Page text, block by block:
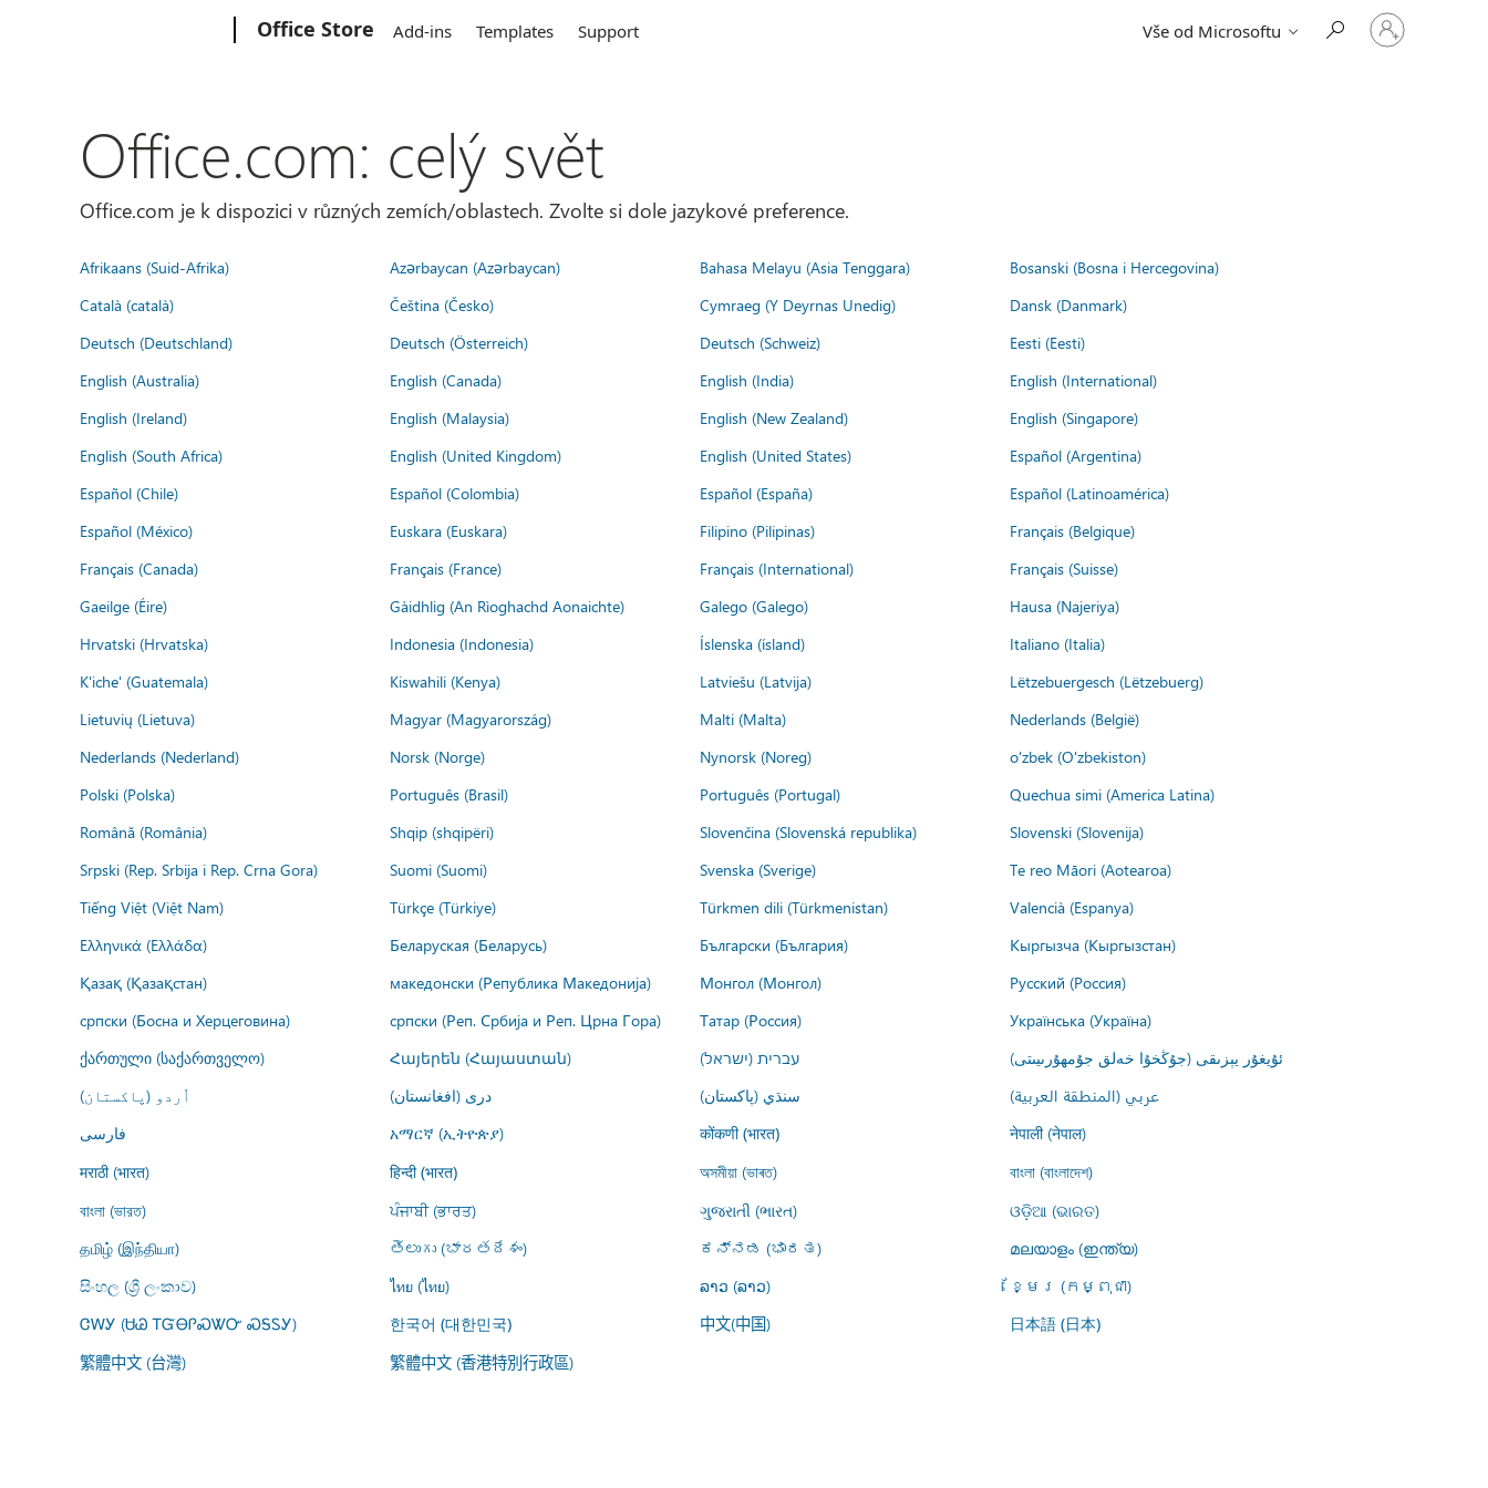
Office Store Add-ins Templates Support Vše od Microsoftu
Přihlaste
se
Office.com: celý svět
Office.com je k dispozici v různých zemích/oblastech. Zvolte si dole jazykové preference.
Afrikaans (Suid-Afrika) Azərbaycan (Azərbaycan) Bahasa Melayu (Asia Tenggara)
Bosanski (Bosna i Hercegovina)
Català (català)
Čeština (Česko) Cymraeg (Y Deyrnas Unedig)
Dansk (Danmark)
Deutsch (Deutschland)
Deutsch (Österreich) Deutsch (Schweiz)
Eesti (Eesti)
English (Australia)
English (Canada) English (India)
English (International)
English (Ireland)
English (Malaysia) English (New Zealand)
English (Singapore)
English (South Africa)
English (United Kingdom) English (United States)
Español (Argentina)
Español (Chile)
Español (Colombia) Español (España)
Español (Latinoamérica)
Español (México)
Euskara (Euskara) Filipino (Pilipinas)
Français (Belgique)
Français (Canada)
Français (France) Français (International)
Français (Suisse)
Gaeilge (Éire)
Gàidhlig (An Rìoghachd Aonaichte) Galego (Galego)
Hausa (Najeriya)
Hrvatski (Hrvatska)
Indonesia (Indonesia) Íslenska (ísland)
Italiano (Italia)
K'iche' (Guatemala)
Kiswahili (Kenya) Latviešu (Latvija)
Lëtzebuergesch (Lëtzebuerg)
Lietuvių (Lietuva)
Magyar (Magyarország) Malti (Malta)
Nederlands (België)
Nederlands (Nederland)
Norsk (Norge) Nynorsk (Noreg)
o'zbek (O'zbekiston)
Polski (Polska)
Português (Brasil) Português (Portugal)
Quechua simi (America Latina)
Română (România)
Shqip (shqipëri) Slovenčina (Slovenská republika)
Slovenski (Slovenija)
Srpski (Rep. Srbija i Rep. Crna Gora)
Suomi (Suomi) Svenska (Sverige)
Te reo Māori (Aotearoa)
Tiếng Việt (Việt Nam)
Türkçe (Türkiye) Türkmen dili (Türkmenistan)
Valencià (Espanya)
Ελληνικά (Ελλάδα)
Беларуская (Беларусь) Български (България)
Кыргызча (Кыргызстан)
Қазақ (Қазақстан)
македонски (Република Македонија) Монгол (Монгол)
Русский (Россия)
српски (Босна и Херцеговина)
српски (Реп. Србија и Реп. Црна Гора) Татар (Россия)
Українська (Україна)
ქართული (საქართველო)
Հայերեն (Հայաստան) עברית (ישראל)
ئۇيغۇر يېزىقى (جۇڭخۇا خەلق جۇمھۇرىيىتى)
اُردو (پاکستان)
درى (افغانستان) سنڌي (پاکستان)
عربي (المنطقة العربية)
فارسى
አማርኛ (ኢትዮጵያ) कोंकणी (भारत)
नेपाली (नेपाल)
मराठी (भारत)
हिन्दी (भारत) অসমীয়া (ভাৰত)
বাংলা (বাংলাদেশ)
বাংলা (ভারত)
ਪੰਜਾਬੀ (ਭਾਰਤ) ગુજરાતી (ભારત)
ଓଡ଼ିଆ (ଭାରତ)
தமிழ் (இந்தியா)
తెలుగు (భారతదేశం) ಕನ್ನಡ (ಭಾರತ)
മലയാളം (ഇന്ത്യ)
සිංහල (ශ්‍රී ලංකාව)
ไทย (ไทย) ລາວ (ລາວ)
ខ្មែរ (កម្ពុជា)
ᏣᎳᎩ (ᏌᏊ ᎢᏳᎾᎵᏍᏔᏅ ᏍᎦᏚᎩ)
한국어 (대한민국) 中文(中国) 日本語 (日本)
繁體中文 (台灣) 繁體中文 (香港特別行政區)